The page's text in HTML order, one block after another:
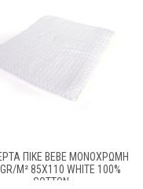
ΠΙΚΈ BEBE ΜΟΝΌΧΡΩΜΗ
M² 85X110 WHITE 100%
COTTON